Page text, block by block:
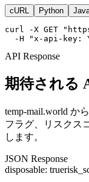
cURL Python
curl -X GET
-H "x-api-key:
API Response
期待される
temp-mail.world か
フラグ、リスクス
します。
JSON Response
disposable: true